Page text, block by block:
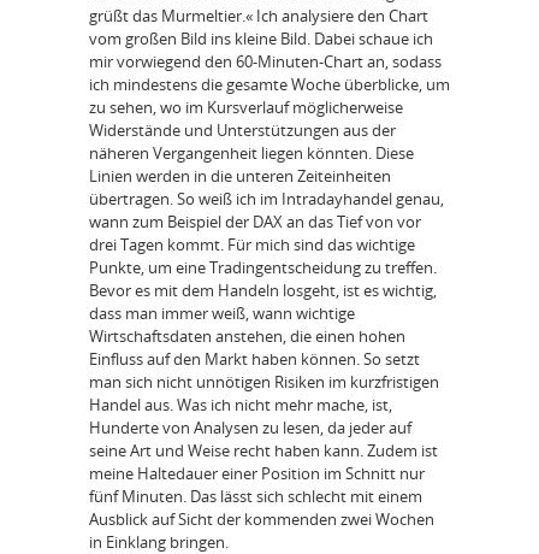
grüßt das Murmeltier.« Ich analysiere den Chart
vom großen Bild ins kleine Bild. Dabei schaue ich
mir vorwiegend den 60-Minuten-Chart an, sodass
ich mindestens die gesamte Woche überblicke, um
zu sehen, wo im Kursverlauf möglicherweise
Widerstände und Unterstützungen aus der
näheren Vergangenheit liegen könnten. Diese
Linien werden in die unteren Zeiteinheiten
übertragen. So weiß ich im Intradayhandel genau,
wann zum Beispiel der DAX an das Tief von vor
drei Tagen kommt. Für mich sind das wichtige
Punkte, um eine Tradingentscheidung zu treffen.
Bevor es mit dem Handeln losgeht, ist es wichtig,
dass man immer weiß, wann wichtige
Wirtschaftsdaten anstehen, die einen hohen
Einfluss auf den Markt haben können. So setzt
man sich nicht unnötigen Risiken im kurzfristigen
Handel aus. Was ich nicht mehr mache, ist,
Hunderte von Analysen zu lesen, da jeder auf
seine Art und Weise recht haben kann. Zudem ist
meine Haltedauer einer Position im Schnitt nur
fünf Minuten. Das lässt sich schlecht mit einem
Ausblick auf Sicht der kommenden zwei Wochen
in Einklang bringen.